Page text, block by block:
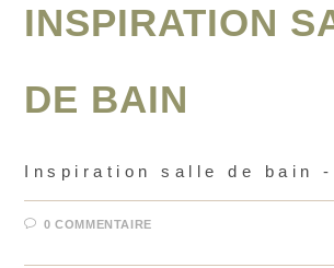
INSPIRATION
DE BAIN
Inspiration salle de bain -
0 COMMENTAIRE